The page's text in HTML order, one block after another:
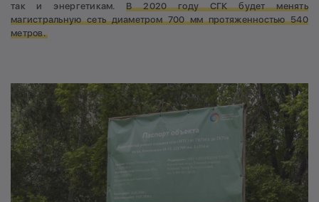
так и энергетикам.В 2020 году СГК будет менять
магистральную сеть диаметром 700 мм протяженностью 540
метров.